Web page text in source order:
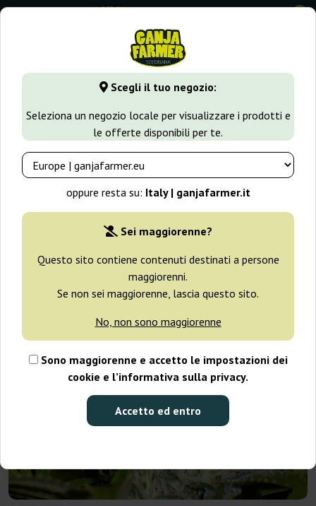
⭐ -40% Varietà a crescita rapida ⭐
⏰ 2 giorni 03:44:11
Scegli il tuo negozio:
Seleziona un negozio locale per visualizzare i prodotti e
le offerte disponibili per te.
oppure resta su: Italy | ganjafarmer.it
Sei maggiorenne?
Questo sito contiene contenuti destinati a persone
maggiorenni.
Se non sei maggiorenne, lascia questo sito.
No, non sono maggiorenne
Sono maggiorenne e accetto le impostazioni dei
cookie e l’informativa sulla privacy.
Accetto ed entro
0
GanjaFarmer.it Tipi di Semi Semi Sativa Malakoff
Malakoff Medical Seeds